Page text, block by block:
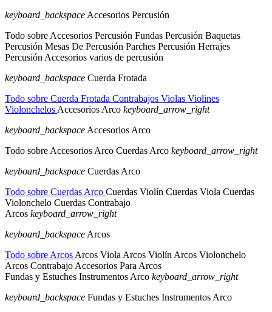
keyboard_backspace Accesorios Percusión
Todo sobre Accesorios Percusión Fundas Percusión Baquetas
Percusión Mesas De Percusión Parches Percusión Herrajes
Percusión Accesorios varios de percusión
keyboard_backspace Cuerda Frotada
Todo sobre Cuerda Frotada Contrabajos Violas Violines
Violonchelos Accesorios Arco keyboard_arrow_right
keyboard_backspace Accesorios Arco
Todo sobre Accesorios Arco Cuerdas Arco keyboard_arrow_right
keyboard_backspace Cuerdas Arco
Todo sobre Cuerdas Arco Cuerdas Violín Cuerdas Viola Cuerdas
Violonchelo Cuerdas Contrabajo
Arcos keyboard_arrow_right
keyboard_backspace Arcos
Todo sobre Arcos Arcos Viola Arcos Violín Arcos Violonchelo
Arcos Contrabajo Accesorios Para Arcos
Fundas y Estuches Instrumentos Arco keyboard_arrow_right
keyboard_backspace Fundas y Estuches Instrumentos Arco